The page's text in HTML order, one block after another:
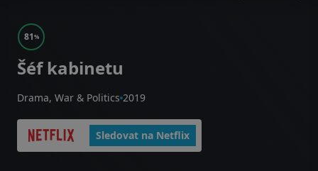
81%
Šéf kabinetu
Drama, War & Politics 2019
Sledovat na Netflix